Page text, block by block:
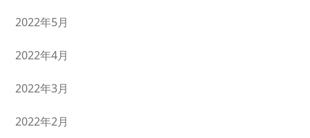
2022年5月
2022年4月
2022年3月
2022年2月